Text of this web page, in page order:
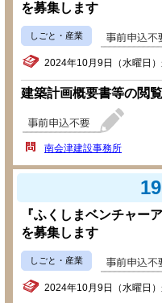
を募集します
しごと・産業
2024年10月9日（水曜日）
建築計画概要書等の閲
南会津建設事務所
19
『ふくしまベンチャー
を募集します
しごと・産業
2024年10月9日（水曜日）